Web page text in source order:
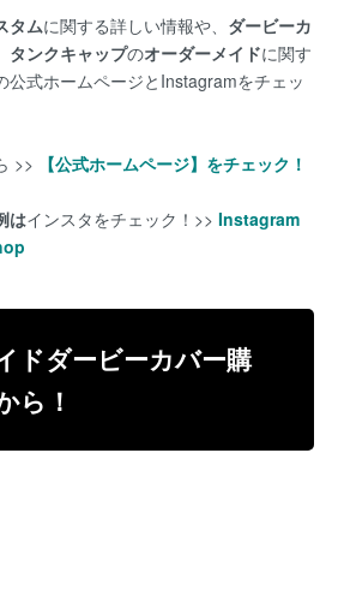
タムに関する詳しい情報や、 ダービーカ
タンクキャップのオーダーメイドに関す
公式ホームページとInstagramをチェッ
>> 【公式ホームページ】をチェック！
はインスタをチェック！>> Instagram
ドダービーカバー購
ら！